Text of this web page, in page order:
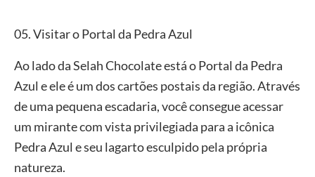
05. Visitar o Portal da Pedra Azul
Ao lado da Selah Chocolate está o Portal da Pedra
Azul e ele é um dos cartões postais da região. Através
de uma pequena escadaria, você consegue acessar
um mirante com vista privilegiada para a icônica
Pedra Azul e seu lagarto esculpido pela própria
natureza.